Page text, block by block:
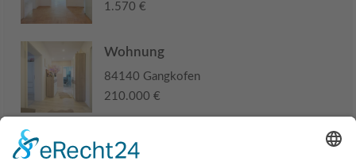
1.570 €
Wohnung
84140 Gangkofen
210.000 €
Haus